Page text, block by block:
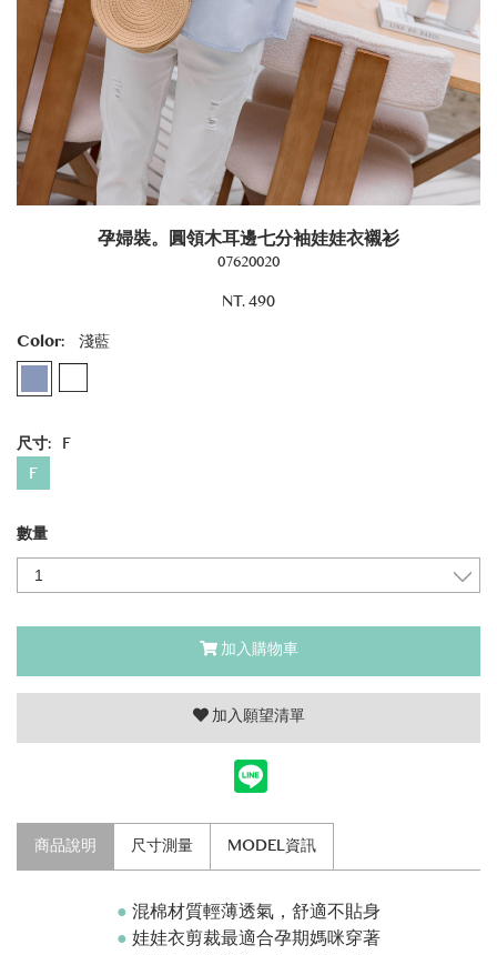
孕婦裝。圓領木耳邊七分袖娃娃衣襯衫
07620020
NT. 490
Color:
淺藍
尺寸: F
F
數量
加入購物車
加入願望清單
商品說明 尺寸測量 MODEL資訊
● 混棉材質輕薄透氣，舒適不貼身
● 娃娃衣剪裁最適合孕期媽咪穿著